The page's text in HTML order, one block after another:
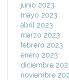
junio 2023
mayo 2023
abril 2023
marzo 2023
febrero 2023
enero 2023
diciembre
noviembre